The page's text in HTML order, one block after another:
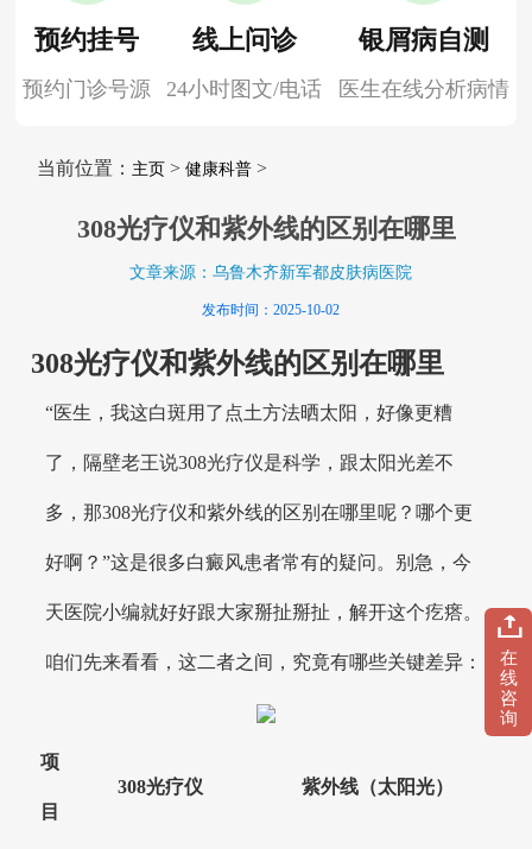
预约挂号
预约门诊号源
线上问诊
24小时图文/电话
银屑病自测
医生在线分析病情
当前位置： 主页> 健康科普>
308光疗仪和紫外线的区别在哪里
文章来源：乌鲁木齐新军都皮肤病医院
发布时间：2025-10-02
308光疗仪和紫外线的区别在哪里
“医生，我这白斑用了点土方法晒太阳，好像更糟
了，隔壁老王说308光疗仪是科学，跟太阳光差不
多，那308光疗仪和紫外线的区别在哪里呢？哪个更
好啊？”这是很多白癜风患者常有的疑问。别急，今
天医院小编就好好跟大家掰扯掰扯，解开这个疙瘩。
咱们先来看看，这二者之间，究竟有哪些关键差异：
项
目
308光疗仪 紫外线（太阳光）
在
线
咨
询